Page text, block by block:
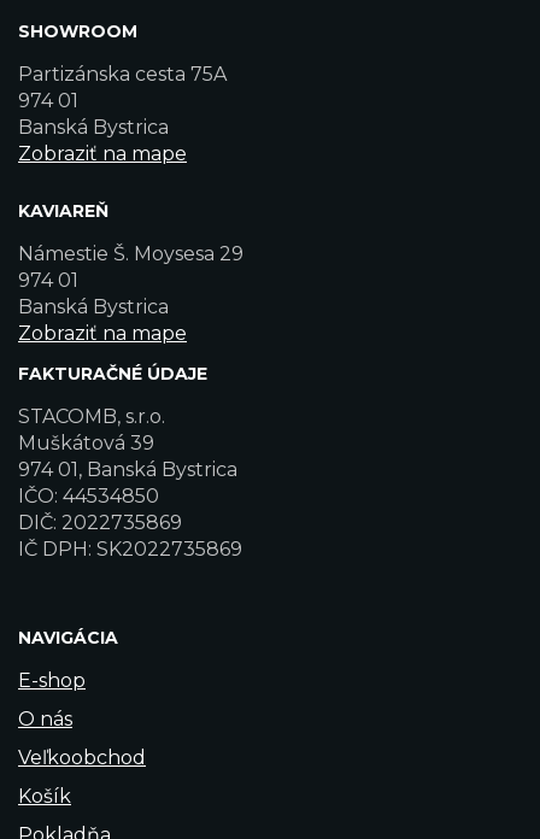
SHOWROOM
Partizánska cesta 75A
974 01
Banská Bystrica
Zobraziť na mape
KAVIAREŇ
Námestie Š. Moysesa 29
974 01
Banská Bystrica
Zobraziť na mape
FAKTURAČNÉ ÚDAJE
STACOMB, s.r.o.
Muškátová 39
974 01, Banská Bystrica
IČO: 44534850
DIČ: 2022735869
IČ DPH: SK2022735869
NAVIGÁCIA
E-shop
O nás
Veľkoobchod
Košík